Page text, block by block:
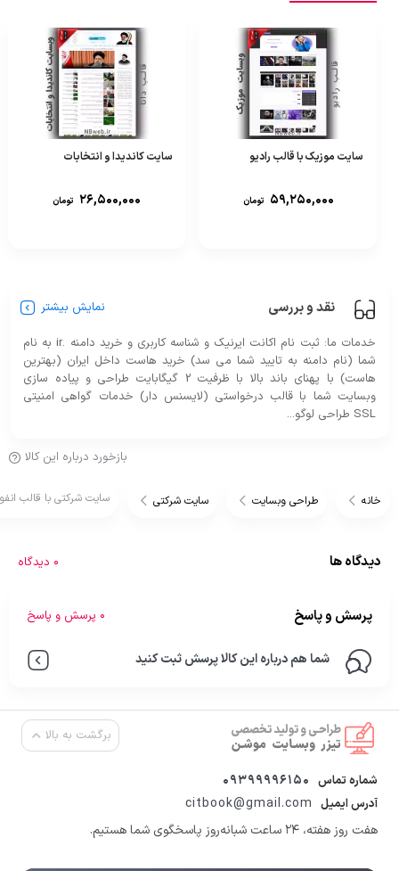
سایت موزیک با قالب رادیو
۵۹,۲۵۰,۰۰۰ تومان
سایت کاندیدا و انتخابات
۲۶,۵۰۰,۰۰۰ تومان
نقد و بررسی نمایش بیشتر
خدمات ما: ثبت نام اکانت ایرنیک و شناسه کاربری و خرید دامنه .ir به نام
شما (نام دامنه به تایید شما می سد) خرید هاست داخل ایران (بهترین
هاست) با پهنای باند بالا با ظرفیت 2 گیگابایت طراحی و پیاده سازی
وبسایت شما با قالب درخواستی (لایسنس دار) خدمات گواهی امنیتی
SSL طراحی لوگو...
بازخورد درباره این کالا
خانه طراحی وبسایت سایت شرکتی سایت شرکتی با قالب
دیدگاه ها 0 دیدگاه
پرسش و پاسخ 0 پرسش و پاسخ
شما هم درباره این کالا پرسش ثبت کنید
برگشت به بالا
شماره تماس 09399996150
آدرس ایمیل citbook@gmail.com
هفت روز هفته، ۲۴ ساعت شبانه‌روز پاسخگوی شما هستیم.